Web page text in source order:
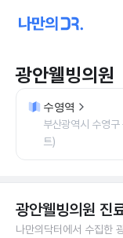
광안웰빙의원
수영역
부산광역시 수영
트)
광안웰빙의원 진
나만의닥터에서 수집한